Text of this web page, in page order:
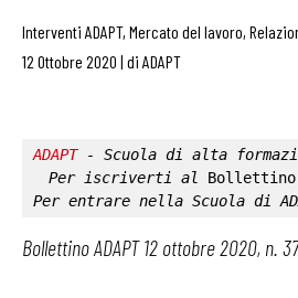
Interventi ADAPT, Mercato del lavoro,
12 Ottobre 2020 | di ADAPT
ADAPT - Scuola di alta
Per iscriverti al Bollettino
Per entrare nella Scuola di
Bollettino ADAPT 12 ottobre 2020, n. 37